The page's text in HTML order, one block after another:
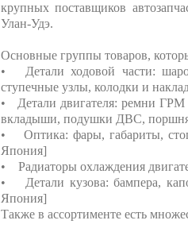
крупных поставщиков
Улан-Удэ.
Основные группы товаров,
• Детали ходовой части:
ступечные узлы, колодки и
• Детали двигателя: ремни
вкладыши, подушки ДВС,
• Оптика: фары, габариты,
Япония]
• Радиаторы охлаждения
• Детали кузова: бампера,
Япония]
Также в ассортименте есть